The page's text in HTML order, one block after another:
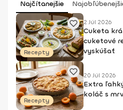
Najčítanejšie
Recepty
2 Júl 2026
Cuketa
cuketové
vyskúšať
Recepty
20 Júl 2026
Extra
koláč s